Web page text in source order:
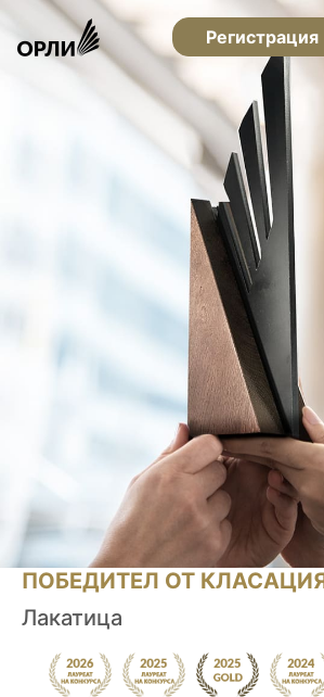
Регистрация
ПОБЕДИТЕЛ ОТ
Лакатица